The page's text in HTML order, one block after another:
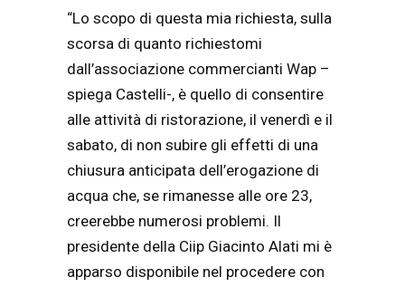
“Lo scopo di questa mia richiesta, sulla
scorsa di quanto richiestomi
dall’associazione commercianti Wap –
spiega Castelli-, è quello di consentire
alle attività di ristorazione, il venerdì e il
sabato, di non subire gli effetti di una
chiusura anticipata dell’erogazione di
acqua che, se rimanesse alle ore 23,
creerebbe numerosi problemi. Il
presidente della Ciip Giacinto Alati mi è
apparso disponibile nel procedere con